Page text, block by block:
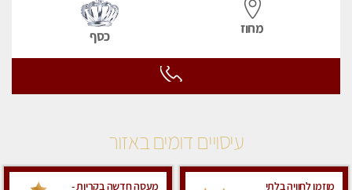
מחוז כסף
עיסויים דומים באזור
מוזמן לחוויה בלתי
מעסה חדשה בקריות -